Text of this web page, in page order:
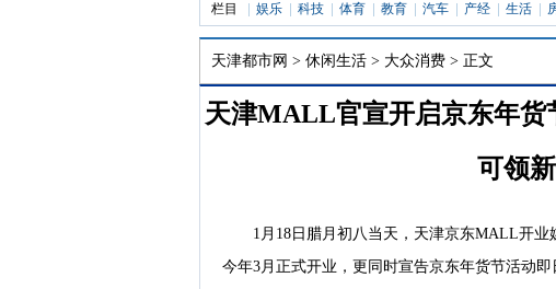
栏目 娱乐 科技 体育 教育 汽车 产经 生活
天津都市网 > 休闲生活 > 大众消费 > 正文
天津MALL官宣开启京东年货
可领
1月18日腊月初八当天，天津京东MALL开
今年3月正式开业，更同时宣告京东年货节活动